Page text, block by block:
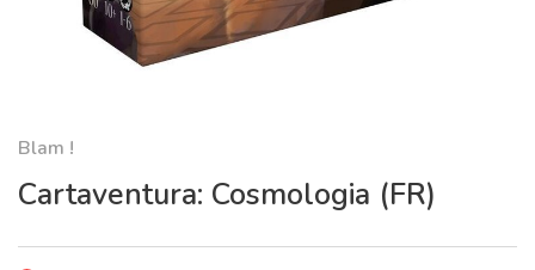
Blam !
Cartaventura: Cosmologia (FR)